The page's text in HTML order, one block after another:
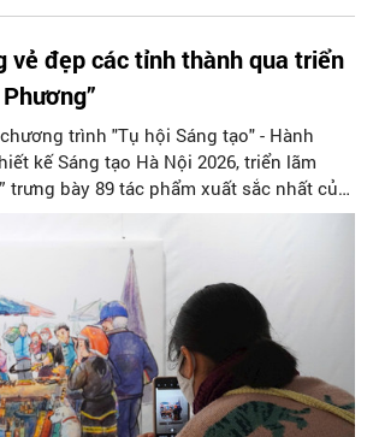
vẻ đẹp các tỉnh thành qua triển
trình "Tụ hội Sáng tạo" - Hành
kế Sáng tạo Hà Nội 2026, triển lãm
trưng bày 89 tác phẩm xuất sắc nhất của
thi vẽ minh họa cùng tên được phát